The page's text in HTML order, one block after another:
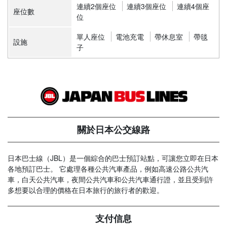
座位數 連續2個座位 連續3個座位
連續4個座
位
設施 單人座位 電池充電 帶休息室
帶毯
子
關於日本公交線路
日本巴士線（JBL）是一個綜合的巴士預訂站點，可讓您立即在日本
各地預訂巴士。 它處理各種公共汽車產品，例如高速公路公共汽
車，白天公共汽車，夜間公共汽車和公共汽車通行證，並且受到許
多想要以合理的價格在日本旅行的旅行者的歡迎。
支付信息